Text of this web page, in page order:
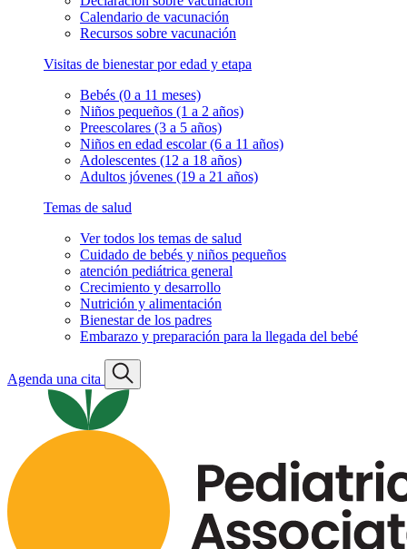
Calendario de vacunación
Recursos sobre vacunación
Visitas de bienestar por edad y etapa
Bebés (0 a 11 meses)
Niños pequeños (1 a 2 años)
Preescolares (3 a 5 años)
Niños en edad escolar (6 a 11 años)
Adolescentes (12 a 18 años)
Adultos jóvenes (19 a 21 años)
Temas de salud
Ver todos los temas de salud
Cuidado de bebés y niños pequeños
atención pediátrica general
Crecimiento y desarrollo
Nutrición y alimentación
Bienestar de los padres
Embarazo y preparación para la llegada del bebé
Agenda una cita